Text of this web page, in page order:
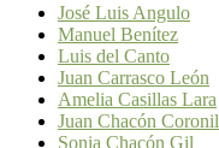
José Luis Angulo
Manuel Benítez
Luis del Canto
Juan Carrasco León
Amelia Casillas Lara
Juan Chacón Coronil
Sonia Chacón Gil